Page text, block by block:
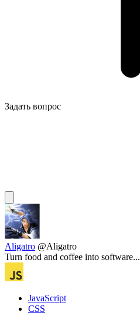
Задать вопрос
Aligatro @Aligatro
Turn food and coffee into software...
JavaScript
CSS